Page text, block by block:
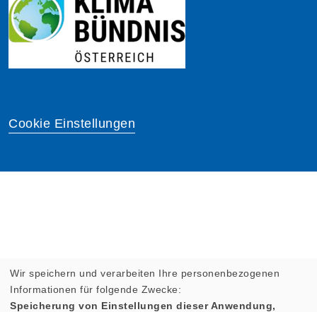
Cookie Einstellungen
Wir speichern und verarbeiten Ihre personenbezogenen
Informationen für folgende Zwecke:
Speicherung von Einstellungen dieser Anwendung,